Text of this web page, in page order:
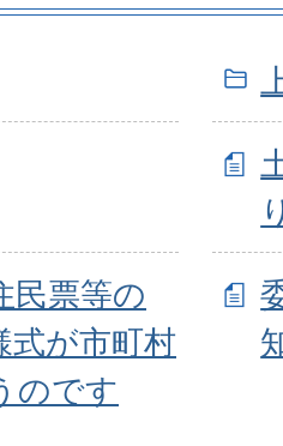
民票等の
式が市町村
のです